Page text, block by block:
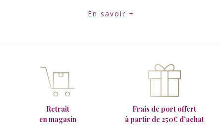
En savoir +
Retrait
en magasin
Frais de port offert
à partir de 250€ d’achat